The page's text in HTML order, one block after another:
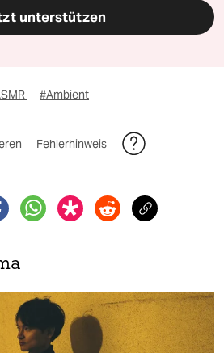
unterstützen
#Ambient
Fehlerhinweis